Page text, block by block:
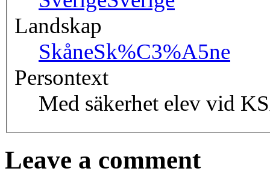
Landskap
SkåneSk%C3%A5ne
Persontext
Med säkerhet elev vid
Leave a comment